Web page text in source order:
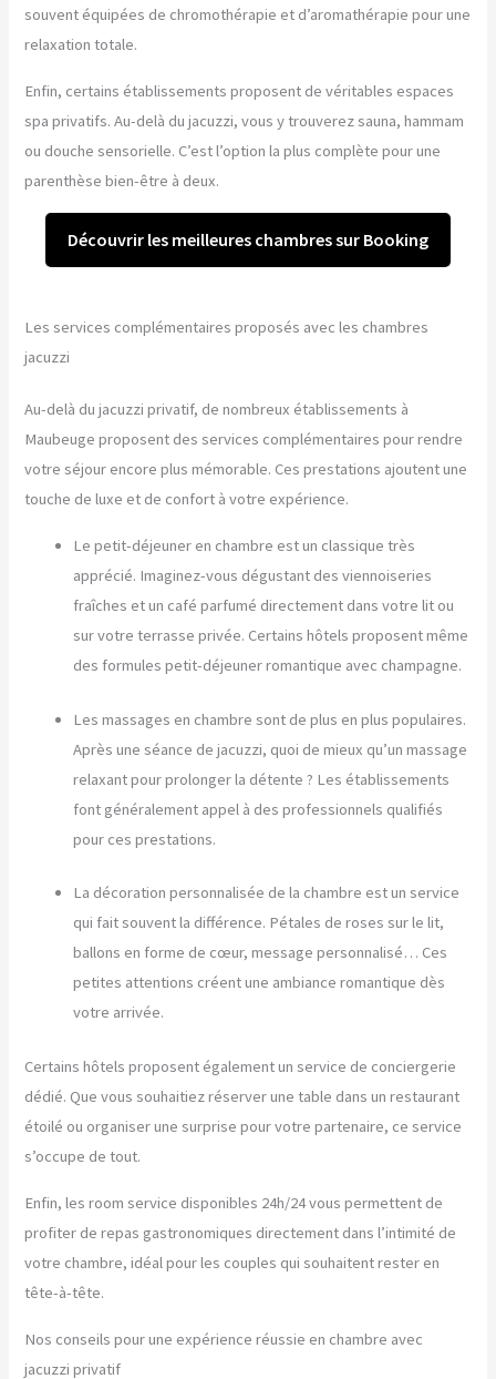
souvent équipées de chromothérapie et d’aromathérapie pour une
relaxation totale.
Enfin, certains établissements proposent de véritables espaces
spa privatifs. Au-delà du jacuzzi, vous y trouverez sauna, hammam
ou douche sensorielle. C’est l’option la plus complète pour une
parenthèse bien-être à deux.
Découvrir les meilleures chambres sur Booking
Les services complémentaires proposés avec les chambres
jacuzzi
Au-delà du jacuzzi privatif, de nombreux établissements à
Maubeuge proposent des services complémentaires pour rendre
votre séjour encore plus mémorable. Ces prestations ajoutent une
touche de luxe et de confort à votre expérience.
Le petit-déjeuner en chambre est un classique très
apprécié. Imaginez-vous dégustant des viennoiseries
fraîches et un café parfumé directement dans votre lit ou
sur votre terrasse privée. Certains hôtels proposent même
des formules petit-déjeuner romantique avec champagne.
Les massages en chambre sont de plus en plus populaires.
Après une séance de jacuzzi, quoi de mieux qu’un massage
relaxant pour prolonger la détente ? Les établissements
font généralement appel à des professionnels qualifiés
pour ces prestations.
La décoration personnalisée de la chambre est un service
qui fait souvent la différence. Pétales de roses sur le lit,
ballons en forme de cœur, message personnalisé… Ces
petites attentions créent une ambiance romantique dès
votre arrivée.
Certains hôtels proposent également un service de conciergerie
dédié. Que vous souhaitiez réserver une table dans un restaurant
étoilé ou organiser une surprise pour votre partenaire, ce service
s’occupe de tout.
Enfin, les room service disponibles 24h/24 vous permettent de
profiter de repas gastronomiques directement dans l’intimité de
votre chambre, idéal pour les couples qui souhaitent rester en
tête-à-tête.
Nos conseils pour une expérience réussie en chambre avec
jacuzzi privatif